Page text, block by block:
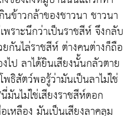
ข้าวกล้าของชาวนา ชาวนา
พราะนึกว่าเป็นราชสีห์ จึงกลับ
กันไล่ราชสีห์ ต่างคนต่างก็ถือ
ไป ลาได้ยินเสียงนั้นกลัวตาย
ธิสัตว์พอรู้ว่ามันเป็นลาไม่ใช่
นไม่ใช่เสียงราชสีห์ดอก
อเหลือง มันเป็นเสียงลาคลุม